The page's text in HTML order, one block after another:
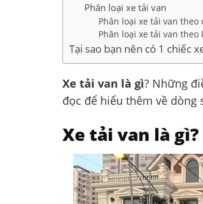
Phân loại xe tải van
Phân loại xe tải van theo
Phân loại xe tải van theo
Tại sao bạn nên có 1 chiếc
Xe tải van là gì? Những
đọc để hiểu thêm về dòng
Xe tải van là gì?